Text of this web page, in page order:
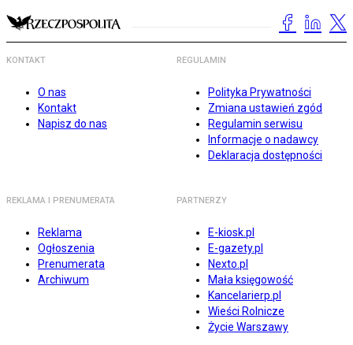
KONTAKT
O nas
Kontakt
Napisz do nas
REGULAMIN
Polityka Prywatności
Zmiana ustawień zgód
Regulamin serwisu
Informacje o nadawcy
Deklaracja dostępności
REKLAMA I PRENUMERATA
Reklama
Ogłoszenia
Prenumerata
Archiwum
PARTNERZY
E-kiosk.pl
E-gazety.pl
Nexto.pl
Mała księgowość
Kancelarierp.pl
Wieści Rolnicze
Życie Warszawy